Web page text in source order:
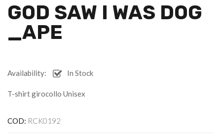
GOD SAW I WAS DOG
_APE
Availability: In Stock
T-shirt girocollo Unisex
COD: RCK0192